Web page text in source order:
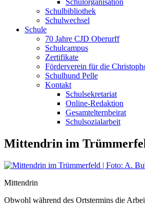
Schulbibliothek
Schulwechsel
Schule
70 Jahre CJD Oberurff
Schulcampus
Zertifikate
Förderverein für die
Schulhund Pelle
Kontakt
Schulsekretariat
Online-Redaktion
Gesamtelternbeirat
Schulsozialarbeit
Mittendrin im
Mittendrin
Obwohl während des Ortstermins die